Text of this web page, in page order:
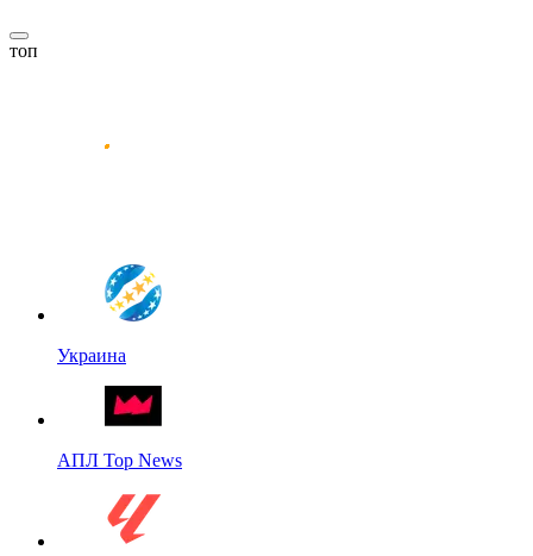
топ
Украина
АПЛ Top News